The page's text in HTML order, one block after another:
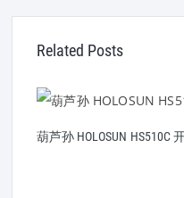
Related Posts
葫芦孙 HOLOSUN